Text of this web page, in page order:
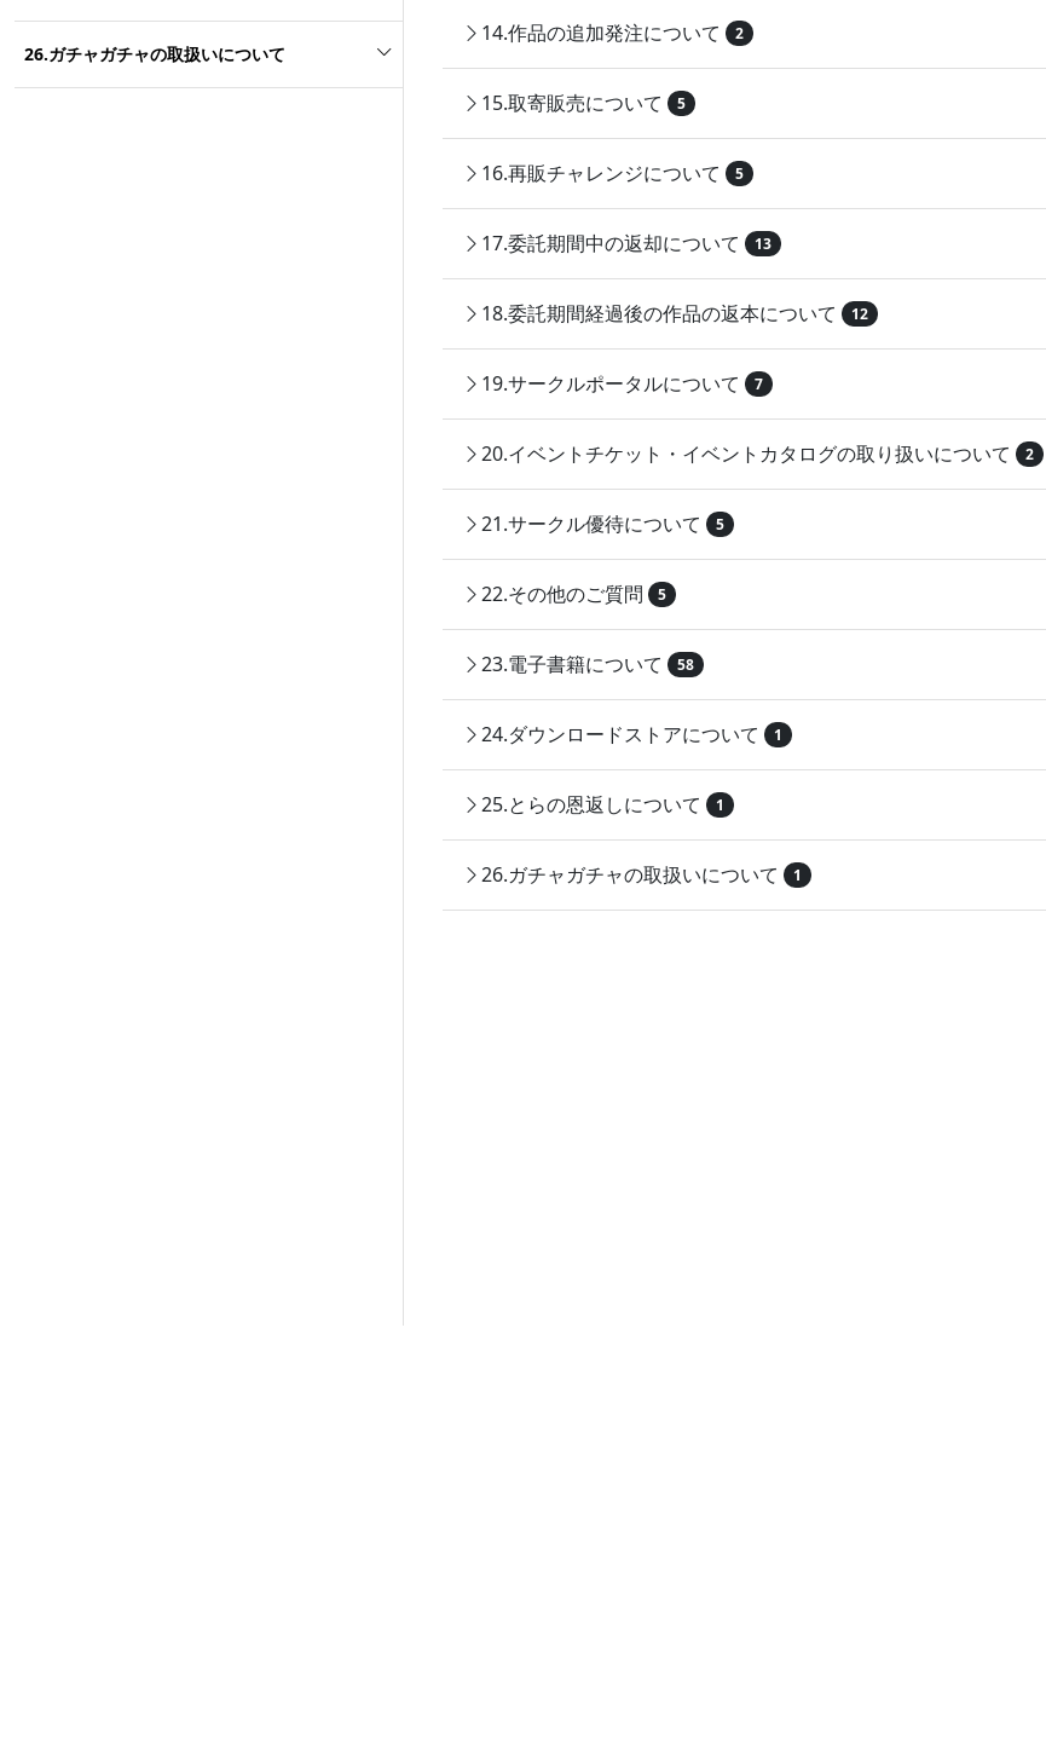
26.ガチャガチャの取扱いについて
14.作品の追加発注について 2
15.取寄販売について 5
16.再販チャレンジについて 5
17.委託期間中の返却について 13
18.委託期間経過後の作品の返本について 12
19.サークルポータルについて 7
20.イベントチケット・イベントカタログの取り扱いについて 2
21.サークル優待について 5
22.その他のご質問 5
23.電子書籍について 58
24.ダウンロードストアについて 1
25.とらの恩返しについて 1
26.ガチャガチャの取扱いについて 1